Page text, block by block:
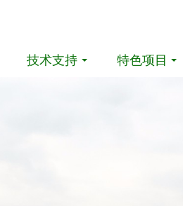
技术支持 特色项目